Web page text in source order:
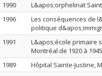
1990
L&apos;orphelinat
1996
Les conséquences de
politique
1991
L&apos;école primaire
Montréal de 1920 à 1945
1989
Hôpital Sainte-Justine,